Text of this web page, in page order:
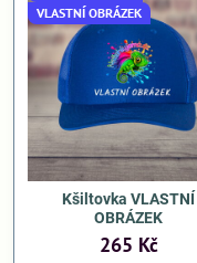
VLASTNÍ OBRÁZEK
Kšiltovka VLASTNÍ
OBRÁZEK
265 Kč